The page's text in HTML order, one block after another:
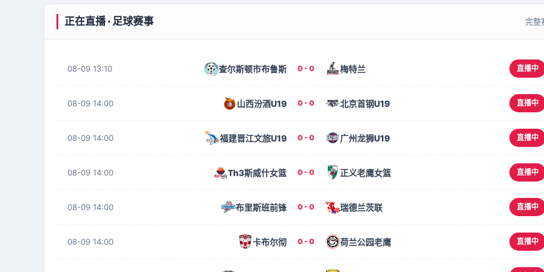
正在直播 · 足球赛事 完整
08-09 13:10 查尔斯顿市布鲁斯 0 - 0 梅特兰 直播中
08-09 14:00 山西汾酒U19 0 - 0 北京首钢U19 直播中
08-09 14:00 福建晋江文旅U19 0 - 0 广州龙狮U19 直播中
08-09 14:00 Th3斯威什女篮 0 - 0 正义老鹰女篮 直播中
08-09 14:00 布里斯班前锋 0 - 0 瑞德兰茨联 直播中
08-09 14:00 卡布尔彻 0 - 0 荷兰公园老鹰 直播中